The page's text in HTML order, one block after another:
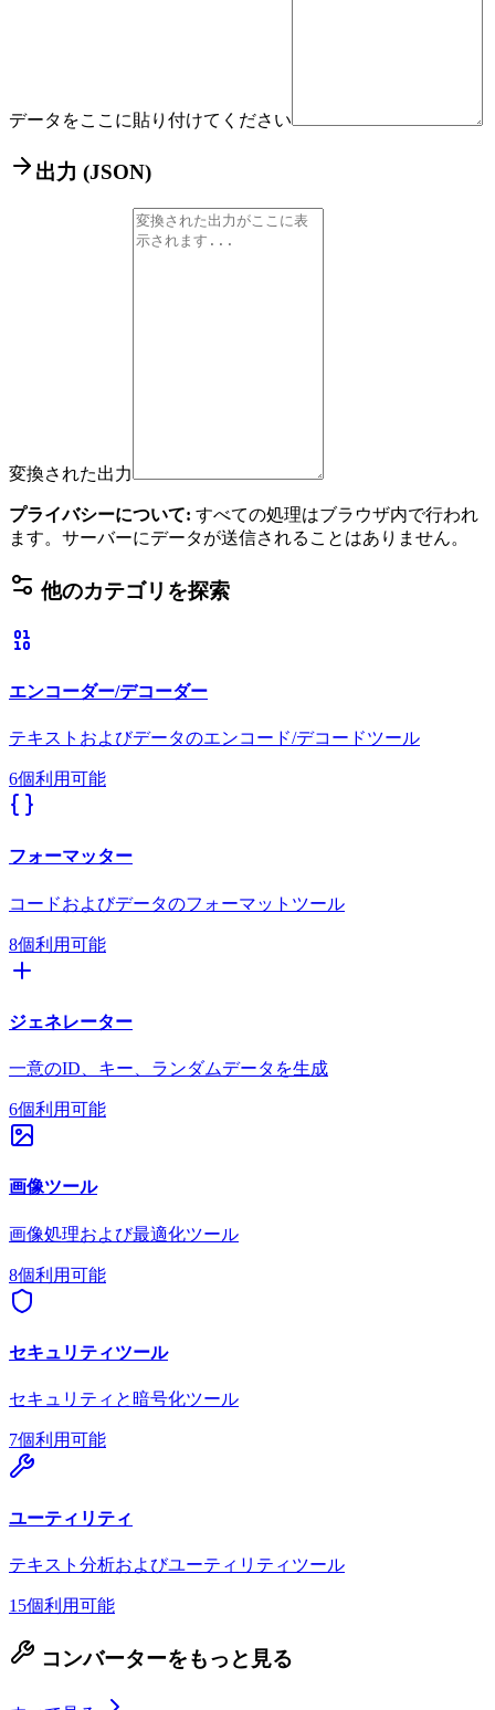
データをここに貼り付けてください
出力 (JSON)
変換された出力
プライバシーについて: すべての処理はブラウザ内で行われ
ます。サーバーにデータが送信されることはありません。
他のカテゴリを探索
エンコーダー/デコーダー
テキストおよびデータのエンコード/デコードツール
6個利用可能
フォーマッター
コードおよびデータのフォーマットツール
8個利用可能
ジェネレーター
一意のID、キー、ランダムデータを生成
6個利用可能
画像ツール
画像処理および最適化ツール
8個利用可能
セキュリティツール
セキュリティと暗号化ツール
7個利用可能
ユーティリティ
テキスト分析およびユーティリティツール
15個利用可能
コンバーターをもっと見る